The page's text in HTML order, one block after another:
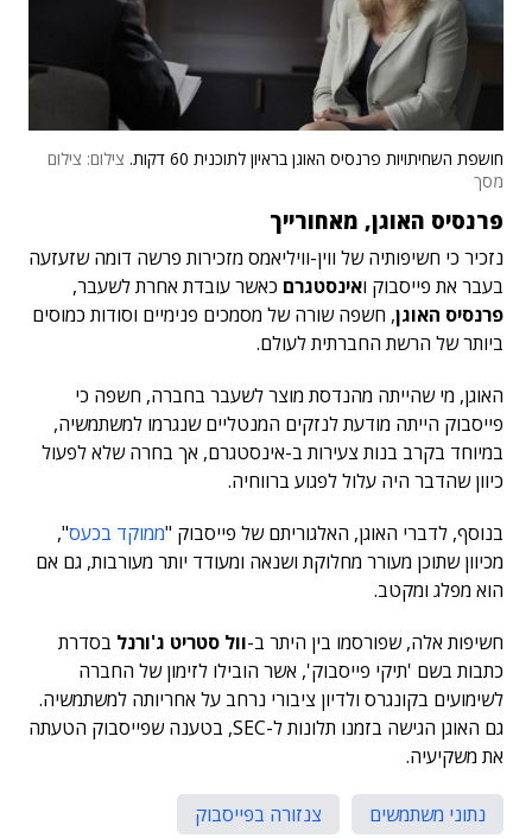
חושפת השחיתויות פרנסיס האוגן בראיון לתוכנית 60 דקות.
צילום: צילום
מסך
פרנסיס האוגן, מאחורייך
נזכיר כי חשיפותיה של ווין-וויליאמס מזכירות פרשה דומה שזעזעה
בעבר את פייסבוק ואינסטגרם כאשר עובדת אחרת לשעבר,
פרנסיס האוגן, חשפה שורה של מסמכים פנימיים וסודות כמוסים
ביותר של הרשת החברתית לעולם.
האוגן, מי שהייתה מהנדסת מוצר לשעבר בחברה, חשפה כי
פייסבוק הייתה מודעת לנזקים המנטליים שנגרמו למשתמשיה,
במיוחד בקרב בנות צעירות ב-אינסטגרם, אך בחרה שלא לפעול
כיוון שהדבר היה עלול לפגוע ברווחיה.
בנוסף, לדברי האוגן, האלגוריתם של פייסבוק "ממוקד בכעס",
מכיוון שתוכן מעורר מחלוקת ושנאה ומעודד יותר מעורבות, גם אם
הוא מפלג ומקטב.
חשיפות אלה, שפורסמו בין היתר ב-וול סטריט ג'ורנל בסדרת
כתבות בשם 'תיקי פייסבוק', אשר הובילו לזימון של החברה
לשימועים בקונגרס ולדיון ציבורי נרחב על אחריותה למשתמשיה.
גם האוגן הגישה בזמנו תלונות ל-SEC, בטענה שפייסבוק הטעתה
את משקיעיה.
נתוני משתמשים
צנזורה בפייסבוק